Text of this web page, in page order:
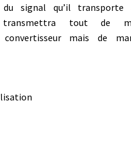
du signal qu’il transporte
tout de
mais de